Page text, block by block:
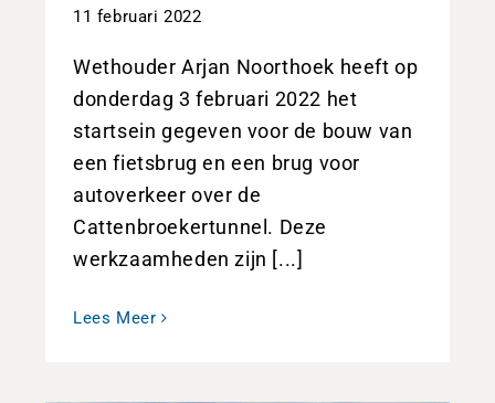
11 februari 2022
Wethouder Arjan Noorthoek heeft op
donderdag 3 februari 2022 het
startsein gegeven voor de bouw van
een fietsbrug en een brug voor
autoverkeer over de
Cattenbroekertunnel. Deze
werkzaamheden zijn [...]
Lees Meer